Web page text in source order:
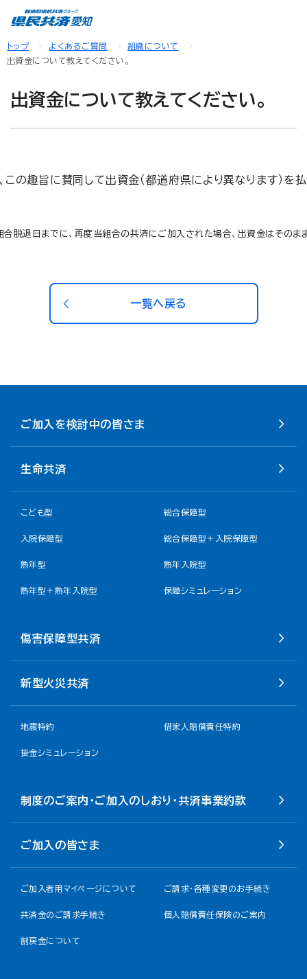
トップ よくあるご質問
組織について
出資金について教えてください。
出資金について教えてください。
の趣旨に賛同して出資金（都道府県により異なります）を
脱退日までに、再度当組合の共済にご加入された場合、出資金はそのま
一覧へ戻る
ご加入を検討中の皆さま
生命共済
こども型 総合保障型
入院保障型 総合保障型＋入院保障型
熟年型 熟年入院型
熟年型＋熟年入院型 保障シミュレーション
傷害保障型共済
新型火災共済
地震特約 借家人賠償責任特約
掛金シミュレーション
制度のご案内・ご加入のしおり・共済事業約款
ご加入の皆さま
ご加入者用マイページについて ご請求・各種変更のお手続き
共済金のご請求手続き 個人賠償責任保険のご案内
割戻金について​